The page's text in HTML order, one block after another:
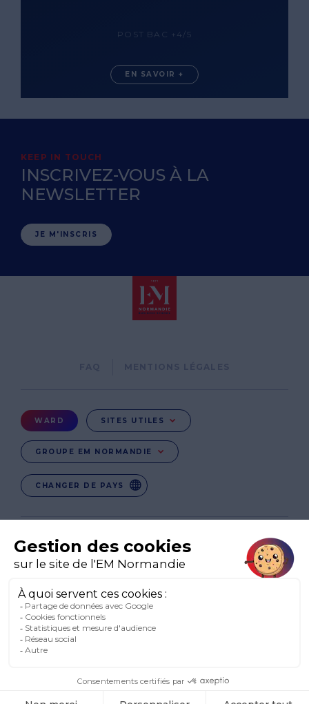
POST BAC +4/5
EN SAVOIR +
KEEP IN TOUCH
INSCRIVEZ-VOUS À LA
NEWSLETTER
JE M'INSCRIS
Menu
Ward
WARD SITES UTILES
GROUPE EM NORMANDIE
CHANGER DE PAYS
EN-IE